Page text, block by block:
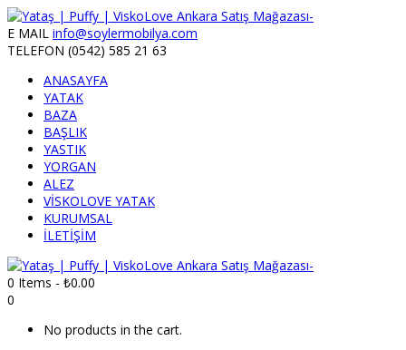
E MAIL info@soylermobilya.com
TELEFON (0542) 585 21 63
ANASAYFA
YATAK
BAZA
BAŞLIK
YASTIK
YORGAN
ALEZ
VİSKOLOVE YATAK
KURUMSAL
İLETİŞİM
0 Items - ₺0.00
0
No products in the cart.